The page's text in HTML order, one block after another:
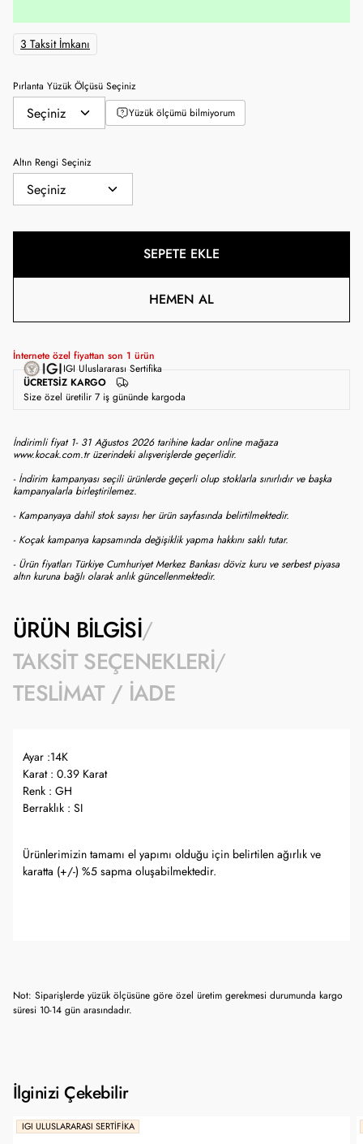
3 Taksit İmkanı
Pırlanta Yüzük Ölçüsü Seçiniz
Yüzük ölçümü bilmiyorum
Altın Rengi Seçiniz
SEPETE EKLE
HEMEN AL
İnternete özel fiyattan son 1 ürün
ÜCRETSIZ KARGO
IGI Uluslararası Sertifika
Size özel üretilir 7 iş gününde kargoda
İndirimli fiyat 1- 31 Ağustos 2026 tarihine kadar online mağaza
www.kocak.com.tr üzerindeki alışverişlerde geçerlidir.
- İndirim kampanyası seçili ürünlerde geçerli olup stoklarla sınırlıdır ve başka
kampanyalarla birleştirilemez.
- Kampanyaya dahil stok sayısı her ürün sayfasında belirtilmektedir.
- Koçak kampanya kapsamında değişiklik yapma hakkını saklı tutar.
- Ürün fiyatları Türkiye Cumhuriyet Merkez Bankası döviz kuru ve serbest piyasa
altın kuruna bağlı olarak anlık güncellenmektedir.
ÜRÜN BILGISI
TAKSIT SEÇENEKLERI
TESLIMAT / İADE
Ayar :14K
Karat : 0.39 Karat
Renk : GH
Berraklık : SI
Ürünlerimizin tamamı el yapımı olduğu için belirtilen ağırlık ve
karatta (+/-) %5 sapma oluşabilmektedir.
Not: Siparişlerde yüzük ölçüsüne göre özel üretim gerekmesi durumunda kargo
süresi 10-14 gün arasındadır.
İlginizi Çekebilir
IGI ULUSLARARASI SERTIFIKA